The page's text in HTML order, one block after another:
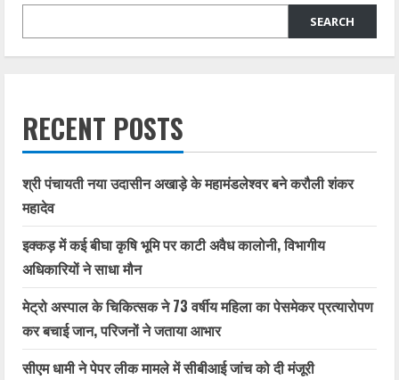
SEARCH
RECENT POSTS
श्री पंचायती नया उदासीन अखाड़े के महामंडलेश्वर बने करौली शंकर
महादेव
इक्कड़ में कई बीघा कृषि भूमि पर काटी अवैध कालोनी, विभागीय
अधिकारियों ने साधा मौन
मेट्रो अस्पाल के चिकित्सक ने 73 वर्षीय महिला का पेसमेकर प्रत्यारोपण
कर बचाई जान, परिजनों ने जताया आभार
सीएम धामी ने पेपर लीक मामले में सीबीआई जांच को दी मंजूरी